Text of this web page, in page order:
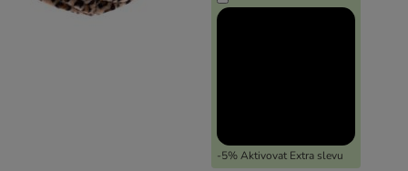
-5% Aktivovat Extra slevu